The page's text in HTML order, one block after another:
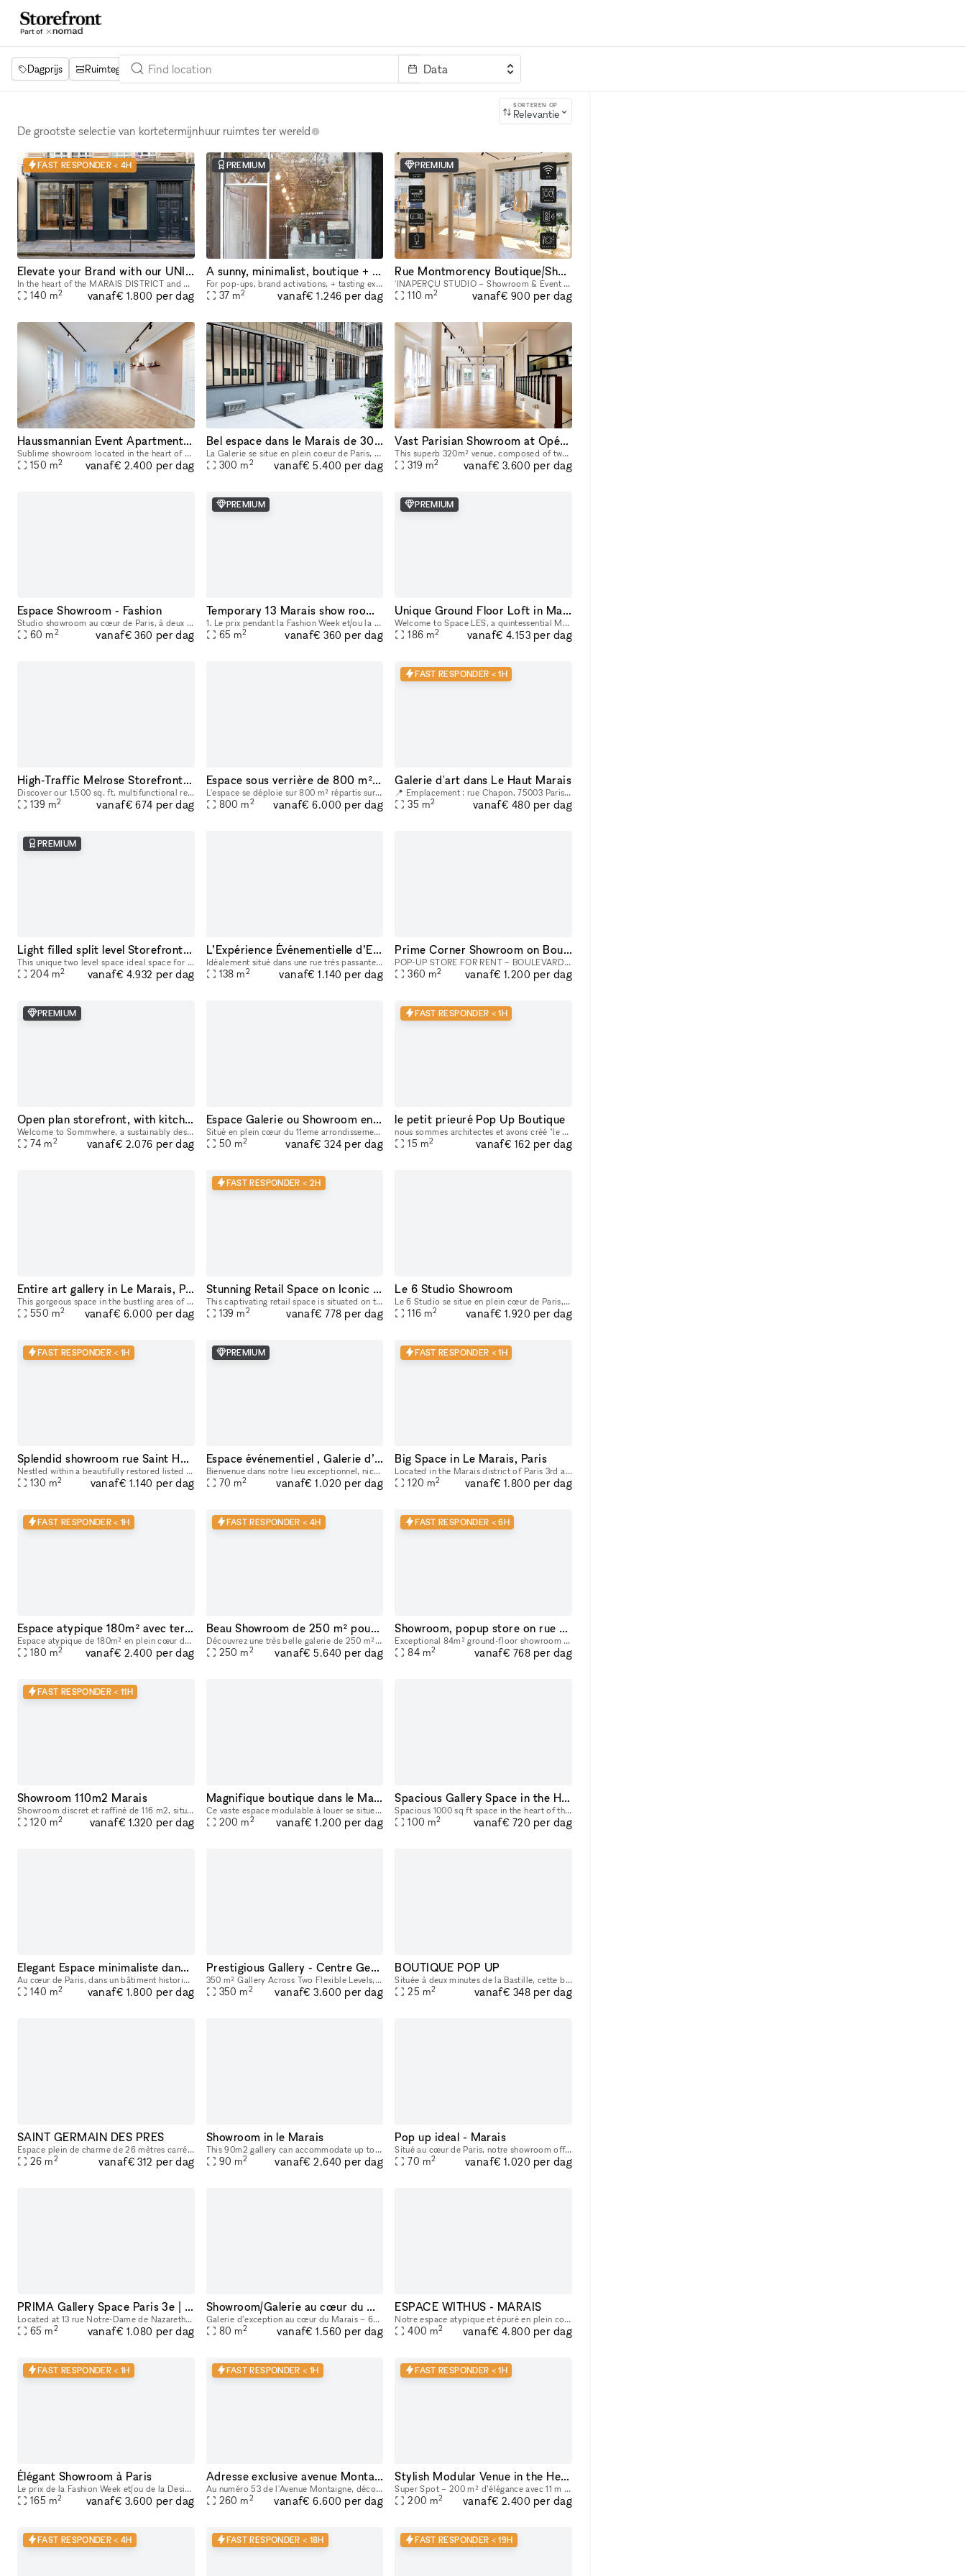
Data
Dagprijs Ruimtegrootte Projecten
SORTEREN OP
Relevantie
De grootste selectie van kortetermijnhuur ruimtes ter wereld
FAST RESPONDER < 4H
Elevate your Brand with our UNIQUE POP UP SPACE in PARIS Marais
In the heart of the MARAIS DISTRICT and a vibrant neighborhood, our space provides you with an outstanding FRONTAGE, VOLUME and ARCHITECTURE. The location is very interesting as it is on a real sho
140 m2 vanaf€ 1.800 per dag
PREMIUM
A sunny, minimalist, boutique + showroom in the heart of the Lower East Side, Manhattan
For pop-ups, brand activations, + tasting experiences. If you're a brand that is looking to showcase your products, we have the perfect place for you. Our sustainably designed 'pop up space' is ide
37 m2 vanaf€ 1.246 per dag
PREMIUM
Rue Montmorency Boutique/Showroom
'INAPERÇU STUDIO – Showroom & Event Space in the Heart of Le Marais Located in the heart of Le Marais, one of Paris's most vibrant and sought-after neighborhoods, L'INAPERÇU STUDIO is a versatile ve
110 m2 vanaf€ 900 per dag
Haussmannian Event Apartment: Corporate Seminars, Conferences, Showrooms...
Sublime showroom located in the heart of Paris, near the Montorgueil and Marais districts. Imbued with typical Parisian charm, the showroom offers an incomparable showcase. You can rent it to highlig
150 m2 vanaf€ 2.400 per dag
Bel espace dans le Marais de 300m2
La Galerie se situe en plein coeur de Paris, à deux pas du Centre Pompidou et de la rue des Archives. Cet espace de 300m2 a été entièrement rénové en 2022 afin d’acceuillir un nouvel espace d’exposit
300 m2 vanaf€ 5.400 per dag
Vast Parisian Showroom at Opéra-Bourse
This superb 320m² venue, composed of two spaces—a 220m² area on the first floor and a 100m² room on the ground floor—is available for short-term rental to host your Showrooms, Pop-Up Stores, Temporar
319 m2 vanaf€ 3.600 per dag
Espace Showroom - Fashion
Studio showroom au cœur de Paris, à deux pas du Marais, situé au 17 rue de Nice. Cet espace au charme typiquement parisien est idéal pour les showrooms, présentations de collections, pop-ups et événe
60 m2 vanaf€ 360 per dag
PREMIUM
Temporary 13 Marais show room & pop up
1. Le prix pendant la Fashion Week et/ou la Design Week est de 1875 € par jour et 11 250 € par semaine. Profitez de notre espace polyvalent idéal pour les showrooms de mode, les produits de luxe, les
65 m2 vanaf€ 360 per dag
PREMIUM
Unique Ground Floor Loft in Manhattan
Welcome to Space LES, a quintessential Manhattan ground floor loft in the trendy Lower East Side! It features 2,000 sq. ft. of usable space with a comfortable capacity of 125 people, 11 ft ceiling, a
186 m2 vanaf€ 4.153 per dag
High-Traffic Melrose Storefront for Pop-Ups & Brand Activations
Discover our 1,500 sq. ft. multifunctional retail and activation space located on iconic Melrose and Fairfax, a well-known celebrity and cultural hotspot in Los Angeles. Surrounded by luxury brands
139 m2 vanaf€ 674 per dag
Espace sous verrière de 800 m² à Bastille
L'espace se déploie sur 800 m² répartis sur deux niveaux dont un espace central sous une verrière de 465 m² avec un patio extérieur de 30 m². Vous trouverez en pièce jointe une présentation détaillée
800 m2 vanaf€ 6.000 per dag
FAST RESPONDER < 1H
Galerie d'art dans Le Haut Marais
📍 Emplacement : rue Chapon, 75003 Paris 🏙 Emplacement stratégique : Situé dans le cœur du Marais, à proximité de nombreux lieux culturels et artistiques. Un espace créatif indépendant, situé au cœur
35 m2 vanaf€ 480 per dag
PREMIUM
Light filled split level Storefront in the heart of Manhattan (with high ceilings and multiple rooms)
This unique two level space ideal space for pop-ups, dining experiences, galleries, panel conversations, fashion presentations, showrooms and more. With a total ceiling height of 26' the two story s
204 m2 vanaf€ 4.932 per dag
L’Expérience Événementielle d’Exception au Cœur de Bastille
Idéalement situé dans une rue très passante, à seulement une minute du métro, cet espace offre un emplacement stratégique au cœur d’un quartier dynamique et recherché. La boutique de 90 m² bénéficie
138 m2 vanaf€ 1.140 per dag
Prime Corner Showroom on Boulevard Saint-Michel
POP-UP STORE FOR RENT – BOULEVARD SAINT-MICHEL, PARIS 5TH Position your brand in the heart of one of the busiest and most iconic locations on Paris’s Left Bank. This retail space enjoys a prime loc
360 m2 vanaf€ 1.200 per dag
PREMIUM
Open plan storefront, with kitchenette + spa like wetroom. A unique NY showroom.
Welcome to Sommwhere, a sustainably designed pop-up space in the heart of the Lower East Side. Transport yourself and guests to this stylish, minimalist space conveniently located on Ludlow between H
74 m2 vanaf€ 2.076 per dag
Espace Galerie ou Showroom entre Bastille et République
Situé en plein cœur du 11eme arrondissement, l’espace se trouve dans le quartier saint Ambroise à la lisière du marais (boulevard Beaumarchais) et du quartier Rue saint Maur (espace des lumières et s
50 m2 vanaf€ 324 per dag
FAST RESPONDER < 1H
le petit prieuré Pop Up Boutique
nous sommes architectes et avons créé "le petit prieure" pour offrir un espace aménagé et modulable pour tous les créateurs qui souhaitent présenter leur travaux ( designers, artistes, céramistes, ph
15 m2 vanaf€ 162 per dag
Entire art gallery in Le Marais, Paris
This gorgeous space in the bustling area of Le Marais, is perfect for brands looking to host a Showroom or Private Sale. Boasting a private entrance that creates a well-lit ambiance. With a trendy m
550 m2 vanaf€ 6.000 per dag
FAST RESPONDER < 2H
Stunning Retail Space on Iconic Sunset Boulevard
This captivating retail space is situated on the prestigious Sunset Boulevard, offering unparalleled visibility and exposure to a high-end clientele. Recently Renovated & Designed for Impact: Moder
139 m2 vanaf€ 778 per dag
Le 6 Studio Showroom
Le 6 Studio se situe en plein cœur de Paris, dans le Sentier. - STUDIO PHOTO & VIDÉO 2 PLATEAUX dont 1 CYCLO - ESPACE DE LOCATION POUR SHOWROOMS / EXPOSITIONS / CASTINGS
116 m2 vanaf€ 1.920 per dag
FAST RESPONDER < 1H
Splendid showroom rue Saint Honoré - Place Vendôme, in the heart of Paris fashion & culture district.
Nestled within a beautifully restored listed Haussmann building at 229 Rue Saint-Honoré, between Place Vendôme, the Tuileries Gardens and the Louvre, 229LAB offers one of Paris' most prestigious addr
130 m2 vanaf€ 1.140 per dag
PREMIUM
Espace événementiel , Galerie d’art / show room au cœur de Paris
Bienvenue dans notre lieu exceptionnel, niché au sein de l'ancien guichet de la Banque Française, un monument historique inscrit au patrimoine. Cet espace polyvalent offre une variété d'options pour
70 m2 vanaf€ 1.020 per dag
FAST RESPONDER < 1H
Big Space in Le Marais, Paris
Located in the Marais district of Paris 3rd arrondissement. Large space available for rent for showrooms, fashion events, art galleries, etc.
120 m2 vanaf€ 1.800 per dag
FAST RESPONDER < 1H
Espace atypique 180m² avec terrasse — Bar Marais / République — Showroom, shooting, pop-up restaurant, défilé
Espace atypique de 180m² en plein cœur de Paris (3e arrondissement), à deux pas des métros République et Temple. Ce bar à cocktails centenaire fondé en 1923 offre un cadre unique et scénographiable p
180 m2 vanaf€ 2.400 per dag
FAST RESPONDER < 4H
Beau Showroom de 250 m² pour la fashion week
Découvrez une très belle galerie de 250 m² idéalement situé au cœur du Marais à Paris. Parfait pour les showrooms, cette location offre des caractéristiques uniques telles que de hauts plafonds, des
250 m2 vanaf€ 5.640 per dag
FAST RESPONDER < 6H
Showroom, popup store on rue de Turenne
Exceptional 84m² ground-floor showroom with a sleek design, located in the heart of the Marais, Paris’ historic and fashion-centric district. Its prime location and flexible layout make it ideal for
84 m2 vanaf€ 768 per dag
FAST RESPONDER < 11H
Showroom 110m2 Marais
Showroom discret et raffiné de 116 m2, situé au 147 rue du Temple – 75003 PARIS, en fond de cour. Dans un pur style industriel avec ses murs blancs et son sol en béton, il bénéficie d’une lumière du
120 m2 vanaf€ 1.320 per dag
Magnifique boutique dans le Marais
Ce vaste espace modulable à louer se situe dans le quartier du Haut Marais, centre de gravité des touristes et parisiens les plus branchés. Les boutiques y sont pointues, les bars et restaurants, con
200 m2 vanaf€ 1.200 per dag
Spacious Gallery Space in the Haut Marais
Spacious 1000 sq ft space in the heart of the vibrant Haut Marais. Bright, grand, street-level space featuring two very large floor-to-ceiling windows that open directly onto the street, offering str
100 m2 vanaf€ 720 per dag
Elegant Espace minimaliste dans un Bâtiment Historique, Palais-Royal/ Louvre
Au cœur de Paris, dans un bâtiment historique du 17ème siècle avec de hauts plafonds et une luminosité naturelle. Située en plein centre-ville, ce lieu est parfait pour des événements éphémères ou de
140 m2 vanaf€ 1.800 per dag
Prestigious Gallery - Centre Georges Pompidou
350 m² Gallery Across Two Flexible Levels, Ideally Located Facing the Centre Georges Pompidou, in the Dynamic Marais/Châtelet District This exceptional space offers a modern, versatile environment,
350 m2 vanaf€ 3.600 per dag
BOUTIQUE POP UP
Située à deux minutes de la Bastille, cette boutique pop-up lumineuse et élégante offre une belle vitrine, une grande hauteur sous plafond et un agencement idéal pour tous vos projets : showroom, exp
25 m2 vanaf€ 348 per dag
SAINT GERMAIN DES PRES
Espace plein de charme de 26 mètres carrés dans le quartier très prisé de saint germain de prés. Dans une rue très commerçante, on peut y apercevoir le carré saint germain, idéal pour y accueillir sa
26 m2 vanaf€ 312 per dag
Showroom in le Marais
This 90m2 gallery can accommodate up to 60 people, with a 40m2 storage room in the basement. Bright, with a clean, modern style and ample hanging space, this gallery is ideal for art exhibitions, sh
90 m2 vanaf€ 2.640 per dag
Pop up ideal - Marais
Situé au cœur de Paris, notre showroom offre un cadre lumineux et raffiné, avec une belle hauteur sous plafond et une atmosphère idéale pour accueillir des marques, des collections et des événements
70 m2 vanaf€ 1.020 per dag
PRIMA Gallery Space Paris 3e | 65m² Minimal White Cube in Haut-Marais
Located at 13 rue Notre-Dame de Nazareth in the heart of the Haut-Marais, PRIMA is a 65 m² contemporary gallery space designed for exhibitions, pop-ups, showrooms, fashion presentations, castings, ev
65 m2 vanaf€ 1.080 per dag
Showroom/Galerie au cœur du Marais
Galerie d’exception au cœur du Marais – 62 rue de Turenne Idéalement située sur l’une des artères les plus recherchées du Marais, entre la Place des Vosges et la rue de Bretagne, la galerie bénéficie
80 m2 vanaf€ 1.560 per dag
ESPACE WITHUS - MARAIS
Notre espace atypique et épuré en plein coeur du marais (situé entre l'Hotel de Ville et la rue des Archives), vous accueil pour vos projets en tout genre : Shooting/tournage , défilé , showroom , pr
400 m2 vanaf€ 4.800 per dag
FAST RESPONDER < 1H
Élégant Showroom à Paris
Le prix de la Fashion Week et/ou de la Design Week est de 4 375 EUR par jour. Cette location flexible est parfaite pour des événements tels que des expositions d'art, offrant des services supplémenta
165 m2 vanaf€ 3.600 per dag
FAST RESPONDER < 1H
Adresse exclusive avenue Montaigne
Au numéro 53 de l'Avenue Montaigne, découvrez un lieu unique de 200 m2 et sa terrasse arborée de 60m2, à l'abri de tous les regards, sous une magnifique verrière dans un écrin de verdure tropicale.
260 m2 vanaf€ 6.600 per dag
FAST RESPONDER < 1H
Stylish Modular Venue in the Heart of Le Marais
Super Spot – 200 m² d’élégance avec 11 m de vitrine dans le Marais (Paris 3ᵉ) Situé au 39 rue Volta, Paris 3ᵉ, à deux pas du métro Arts & Métiers, Super Spot est l’adresse idéale pour vos pop-up sto
200 m2 vanaf€ 2.400 per dag
FAST RESPONDER < 4H FAST RESPONDER < 18H FAST RESPONDER < 19H